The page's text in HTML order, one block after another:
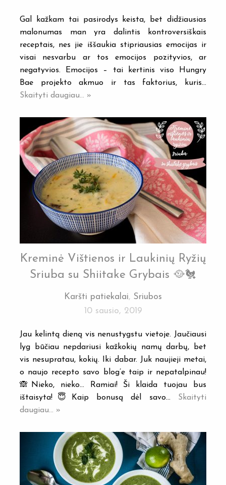
Gal kažkam tai pasirodys keista, bet didžiausias
malonumas man yra dalintis kontroversiškais
receptais, nes jie iššaukia stipriausias emocijas ir
visai nesvarbu ar tos emocijos pozityvios, ar
negatyvios. Emocijos – tai kertinis viso Hungry
Bae projekto akmuo ir tas faktorius, kuris…
Skaityti daugiau... »
Kreminė Vištienos ir Laukinių Ryžių
Sriuba su Shiitake Grybais 🥘🐔
Karšti patiekalai, Sriubos
10 sausio, 2019
Jau kelintą dieną vis nenustygstu vietoje. Jaučiausi
lyg būčiau nepdariusi kažkokių namų darbų, bet
vis nesupratau, kokių. Iki dabar. Juk naujieji metai,
o naujo recepto savo blog’e taip ir nepatalpinau!
🙈Nieko, nieko… Ramiai! Ši klaida tuojau bus
ištaisyta!😇Kaip bonusą dėl savo… Skaityti
daugiau... »